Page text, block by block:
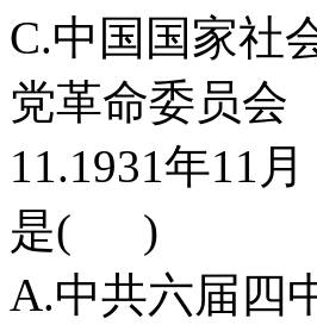
C.中国
党革命委员会
11.1931年11
是( )
A.中共